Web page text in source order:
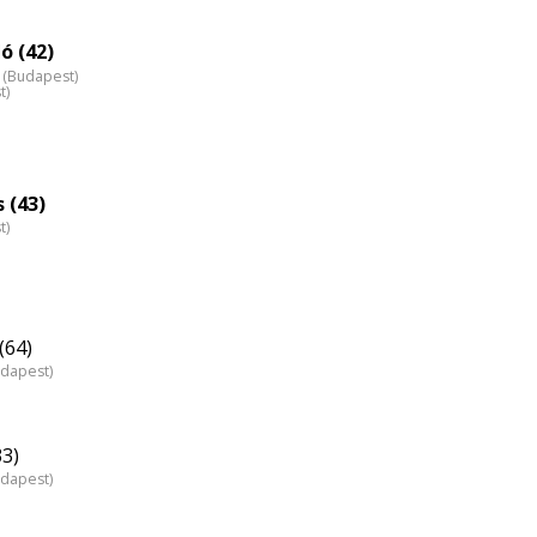
(42)
(Budapest)
(43)